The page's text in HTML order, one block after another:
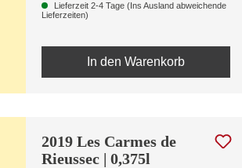
Lieferzeit 2-4 Tage (Ins Ausland abweichende
Lieferzeiten)
In den Warenkorb
2019 Les Carmes de
Rieussec | 0,375l